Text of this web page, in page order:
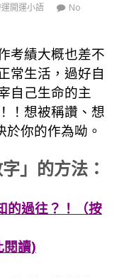
開運小語
No
考績大概也差不
常生活，過好自
自己生命的主
！想被稱讚、想
你的作為呦。
」的方法：
的過往？！（按
閱讀)